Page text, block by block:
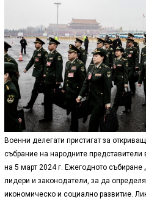
Военни делегати пристигат за
събрание на народните
на 5 март 2024 г. Ежегодното събиране
лидери и законодатели, за да
икономическо и социално развитие.